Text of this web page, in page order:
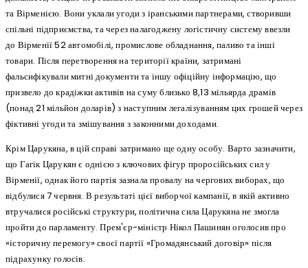
та Вірменією. Вони уклали угоди з іранськими партнерами, створивши
спільні підприємства, та через налагоджену логістичну систему ввезли
до Вірменії 52 автомобілі, промислове обладнання, паливо та інші
товари. Після перетворення на території країни, затримані
фальсифікували митні документи та іншу офіційну інформацію, що
призвело до крадіжки активів на суму близько 8,13 мільярда драмів
(понад 21 мільйон доларів) з наступним легалізуванням цих грошей через
фіктивні угоди та змішування з законними доходами.
Крім Царукяна, в цій справі затримано ще одну особу. Варто зазначити,
що Гагік Царукян є однією з ключових фігур проросійських сил у
Вірменії, однак його партія зазнала провалу на чергових виборах, що
відбулися 7 червня. В результаті цієї виборчої кампанії, в якій активно
втручалися російські структури, політична сила Царукяна не змогла
пройти до парламенту. Прем'єр-міністр Нікол Пашинян оголосив про
«історичну перемогу» своєї партії «Громадянський договір» після
підрахунку голосів.